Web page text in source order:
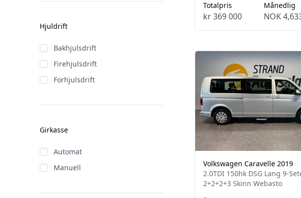
Hjuldrift
Bakhjulsdrift
Firehjulsdrift
Forhjulsdrift
Girkasse
Automat
Manuell
Totalpris
kr 369 000
Månedlig
NOK
Volkswagen Caravelle 2019
2.0TDI 150hk DSG Lang 9-
2+2+2+3 Skinn Webasto